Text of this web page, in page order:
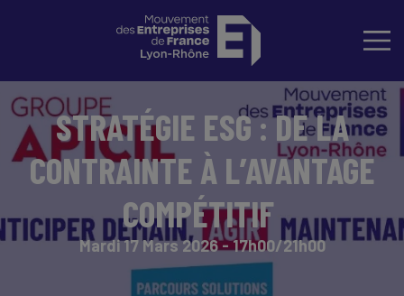
STRATÉGIE ESG : DE LA
CONTRAINTE À L’AVANTAGE
COMPÉTITIF
Mardi 17 Mars 2026 - 17h00/21h00